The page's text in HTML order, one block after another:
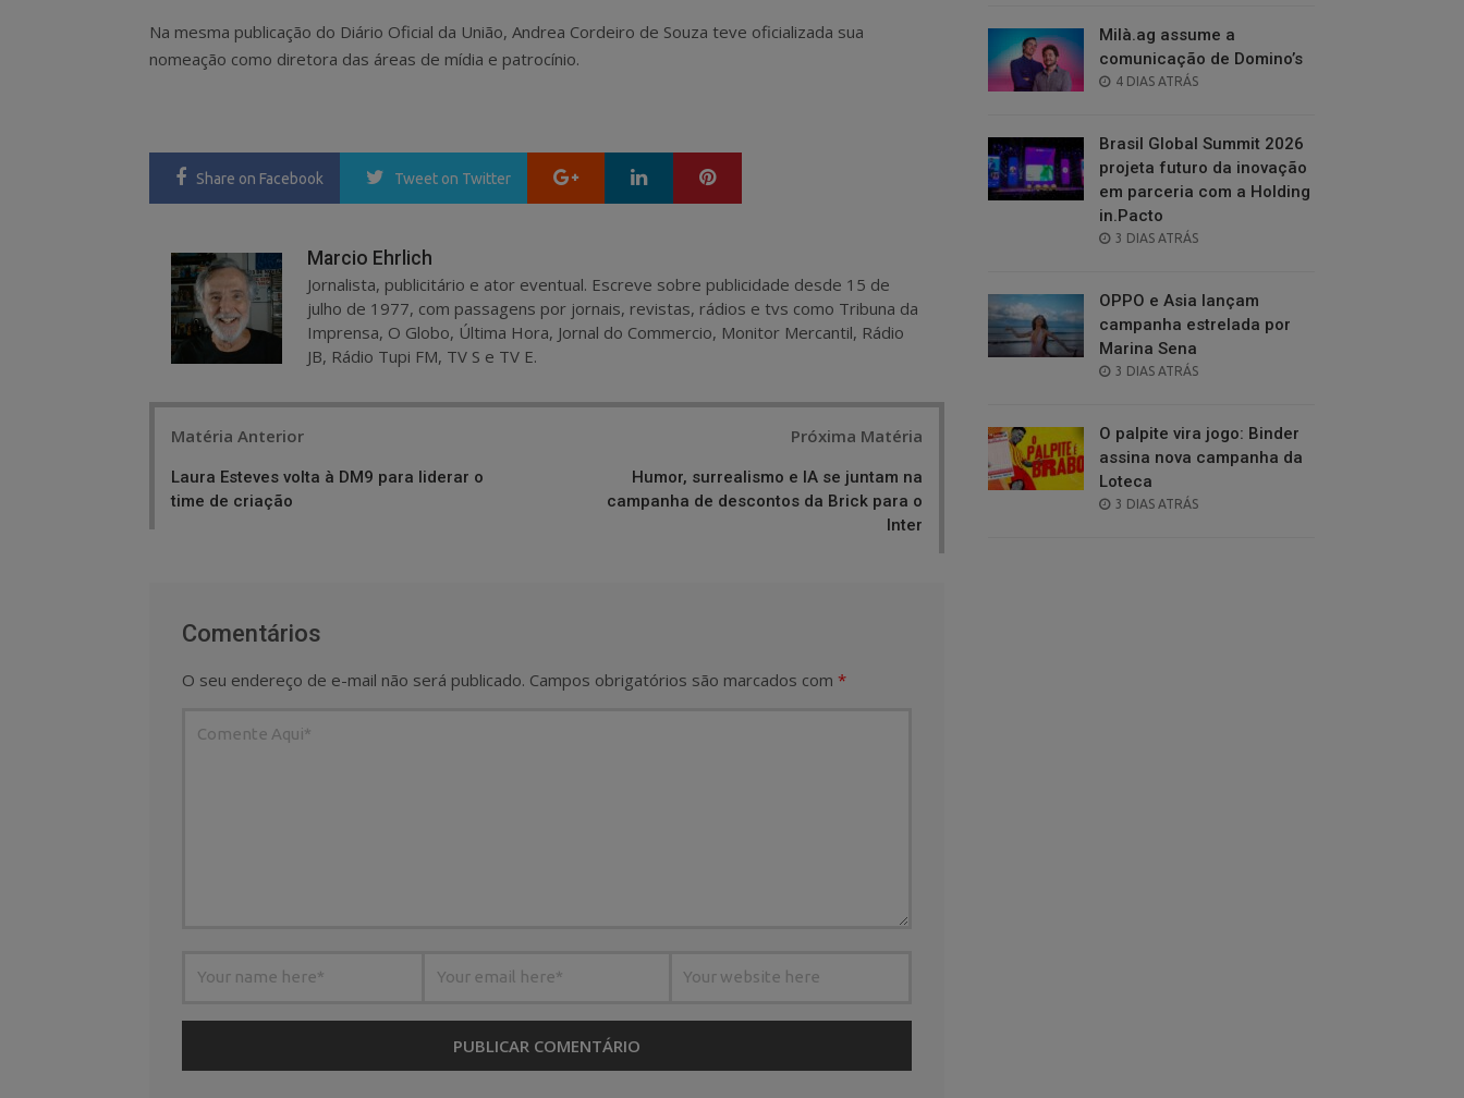
Na mesma publicação do Diário Oficial da União, Andrea Cordeiro de Souza teve oficializada sua
nomeação como diretora das áreas de mídia e patrocínio.
Share on Facebook Tweet on Twitter Google+ LinkedIn
Marcio Ehrlich
Jornalista, publicitário e ator eventual. Escreve sobre publicidade desde 15 de
julho de 1977, com passagens por jornais, revistas, rádios e tvs como Tribuna da
Imprensa, O Globo, Última Hora, Jornal do Commercio, Monitor Mercantil, Rádio
JB, Rádio Tupi FM, TV S e TV E.
Matéria Anterior
Laura Esteves volta à DM9 para liderar o
time de criação
Próxima Matéria
Humor, surrealismo e IA se juntam na
campanha de descontos da Brick para o
Inter
Comentários
O seu endereço de e-mail não será publicado. Campos obrigatórios são marcados com *
Milà.ag assume a
comunicação de Domino’s
POSTED
4 DIAS ATRÁS
Brasil Global Summit 2026
projeta futuro da inovação
em parceria com a Holding
in.Pacto
POSTED
3 DIAS ATRÁS
OPPO e Asia lançam
campanha estrelada por
Marina Sena
POSTED
3 DIAS ATRÁS
O palpite vira jogo: Binder
assina nova campanha da
Loteca
POSTED
3 DIAS ATRÁS